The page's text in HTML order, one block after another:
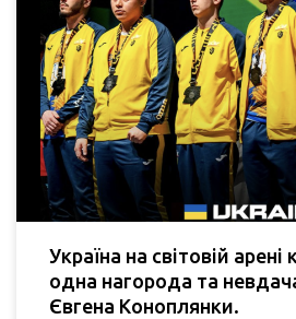
Україна на світовій арені
одна нагорода та
Євгена Коноплянки.